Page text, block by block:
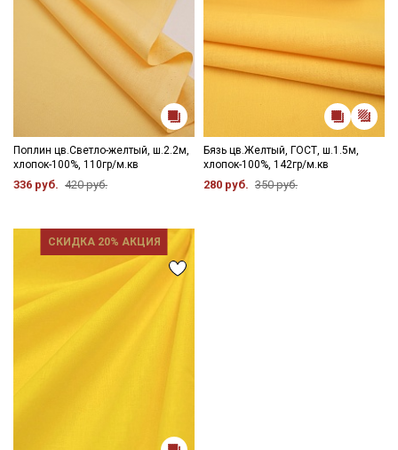
Поплин цв.Светло-желтый, ш.2.2м,
хлопок-100%, 110гр/м.кв
336 руб. 420 руб.
Бязь цв.Желтый, ГОСТ, ш.1.5м,
хлопок-100%, 142гр/м.кв
280 руб. 350 руб.
СКИДКА 20% АКЦИЯ